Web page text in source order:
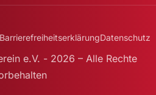
Datenschutz
e.V. - 2026 – Alle Rechte